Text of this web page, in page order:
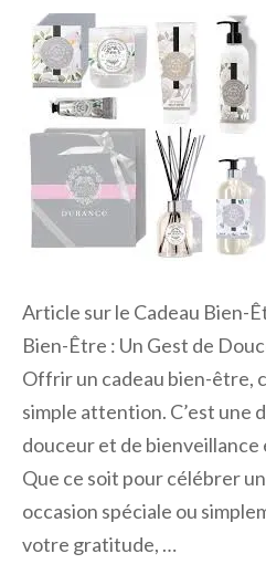
Article sur le Cadeau Bien-
Bien-Être : Un Gest de
Offrir un cadeau bien-être,
simple attention. C’est une
douceur et de bienveillance
Que ce soit pour célébrer
occasion spéciale ou
votre gratitude, …